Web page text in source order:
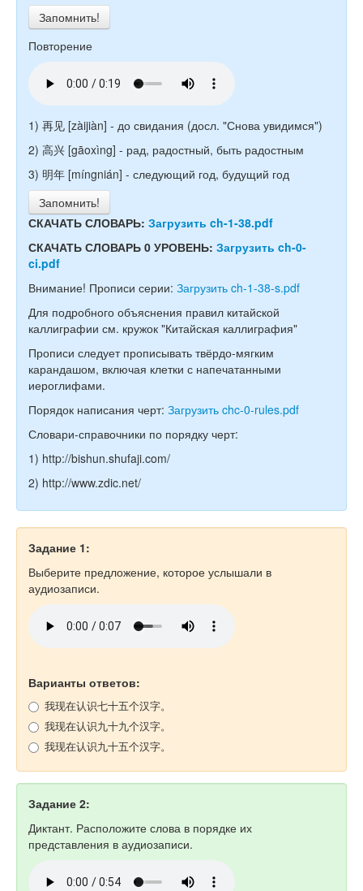
Запомнить!
Повторение
1) 再见 [zàijiàn] - до свидания (досл. "Снова увидимся")
2) 高兴 [gāoxìng] - рад, радостный, быть радостным
3) 明年 [míngnián] - следующий год, будущий год
Запомнить!
СКАЧАТЬ СЛОВАРЬ: Загрузить ch-1-38.pdf
СКАЧАТЬ СЛОВАРЬ 0 УРОВЕНЬ: Загрузить ch-0-
ci.pdf
Внимание! Прописи серии: Загрузить ch-1-38-s.pdf
Для подробного объяснения правил китайской
каллиграфии см. кружок "Китайская каллиграфия"
Прописи следует прописывать твёрдо-мягким
карандашом, включая клетки с напечатанными
иероглифами.
Порядок написания черт: Загрузить chc-0-rules.pdf
Словари-справочники по порядку черт:
1) http://bishun.shufaji.com/
2) http://www.zdic.net/
Задание 1:
Выберите предложение, которое услышали в
аудиозаписи.
Варианты ответов:
我现在认识七十五个汉字。
我现在认识九十九个汉字。
我现在认识九十五个汉字。
Задание 2:
Диктант. Расположите слова в порядке их
представления в аудиозаписи.